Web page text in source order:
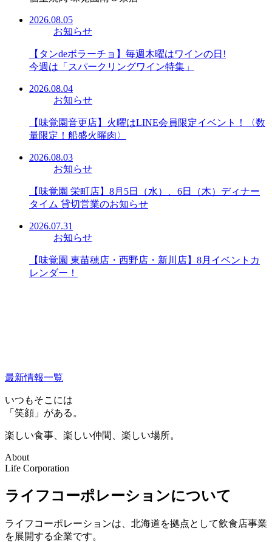
2026.08.05
お知らせ
【タンdeボラーチョ】毎週木曜はワインの日!
今週は「スパークリングワイン特集」
2026.08.04
お知らせ
【味覚園音更店】火曜はLINE会員限定イベント！〈数
量限定！船盛火曜肉〉
2026.08.03
お知らせ
【味覚園 栄町店】8月5日（水）、6日（木）ディナー
タイム 貸切営業のお知らせ
2026.07.31
お知らせ
【味覚園 東苗穂店・西野店・新川店】8月イベントカ
レンダー！
最新情報一覧
いつもそこには
「笑顔」がある。
楽しい食事、楽しい仲間、楽しい場所。
About
Life Corporation
ライフコーポレーションについて
ライフコーポレーションは、北海道を拠点として飲食店事業
を展開する企業です。